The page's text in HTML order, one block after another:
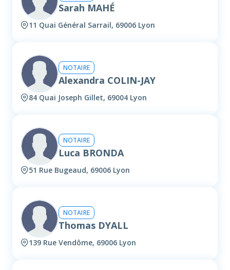
Sarah MAHÉ
11 Quai Général Sarrail, 69006 Lyon
NOTAIRE
Alexandra COLIN-JAY
84 Quai Joseph Gillet, 69004 Lyon
NOTAIRE
Luca BRONDA
51 Rue Bugeaud, 69006 Lyon
NOTAIRE
Thomas DYALL
139 Rue Vendôme, 69006 Lyon